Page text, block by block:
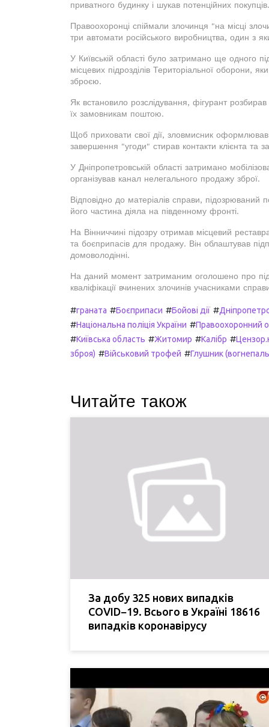
приватного будинку і шукав потенційних покупців.
Правоохоронці спіймали злочинця "на місці
три автомати російського виробництва, один з
У Київській області було затримано ще одного
місцевих підрозділів Територіальної оборони,
зброєю.
Як встановило розслідування, фігурант
їх замовникам поштою.
Щоб приховати свої дії, зловмисник
завершення "угоди" стирав контакти клієнта та
У Дніпропетровській області затримано
організував канал нелегального продажу зброї.
Відповідно до матеріалів справи,
його частина діяла на південному фронті.
На Вінниччині підозру отримав місцевий
та боєприпасів для продажу. Він облаштував
домоволодінні.
На даний момент затриманим оголошено про
кваліфікації вчинених злочинів учасниками
#граната #Боєприпаси #Бойові дії #
#Національна поліція України #Правоохоронний
#Київська область #Житомир #Калібр #
зброя) #Військовий трофей #Глушник
Читайте також
За добу 325 нових випадків
COVID−19. Всього в Україні 18616
випадків коронавірусу